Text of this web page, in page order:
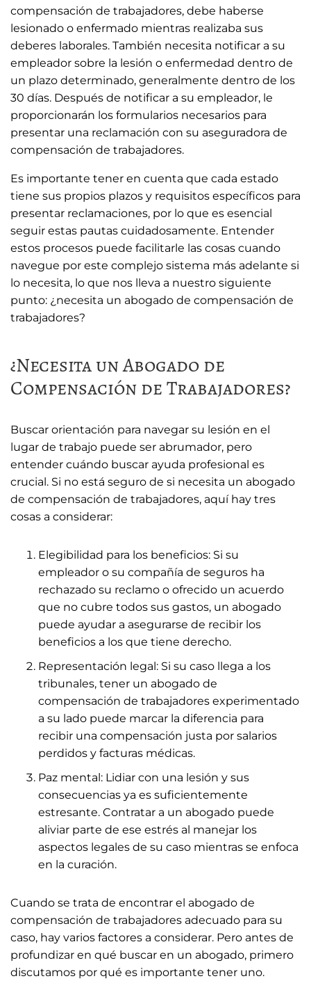
compensación de trabajadores, debe haberse
lesionado o enfermado mientras realizaba sus
deberes laborales. También necesita notificar a su
empleador sobre la lesión o enfermedad dentro de
un plazo determinado, generalmente dentro de los
30 días. Después de notificar a su empleador, le
proporcionarán los formularios necesarios para
presentar una reclamación con su aseguradora de
compensación de trabajadores.
Es importante tener en cuenta que cada estado
tiene sus propios plazos y requisitos específicos para
presentar reclamaciones, por lo que es esencial
seguir estas pautas cuidadosamente. Entender
estos procesos puede facilitarle las cosas cuando
navegue por este complejo sistema más adelante si
lo necesita, lo que nos lleva a nuestro siguiente
punto: ¿necesita un abogado de compensación de
trabajadores?
¿Necesita un Abogado de
Compensación de Trabajadores?
Buscar orientación para navegar su lesión en el
lugar de trabajo puede ser abrumador, pero
entender cuándo buscar ayuda profesional es
crucial. Si no está seguro de si necesita un abogado
de compensación de trabajadores, aquí hay tres
cosas a considerar:
Elegibilidad para los beneficios: Si su
empleador o su compañía de seguros ha
rechazado su reclamo o ofrecido un acuerdo
que no cubre todos sus gastos, un abogado
puede ayudar a asegurarse de recibir los
beneficios a los que tiene derecho.
Representación legal: Si su caso llega a los
tribunales, tener un abogado de
compensación de trabajadores experimentado
a su lado puede marcar la diferencia para
recibir una compensación justa por salarios
perdidos y facturas médicas.
Paz mental: Lidiar con una lesión y sus
consecuencias ya es suficientemente
estresante. Contratar a un abogado puede
aliviar parte de ese estrés al manejar los
aspectos legales de su caso mientras se enfoca
en la curación.
Cuando se trata de encontrar el abogado de
compensación de trabajadores adecuado para su
caso, hay varios factores a considerar. Pero antes de
profundizar en qué buscar en un abogado, primero
discutamos por qué es importante tener uno.